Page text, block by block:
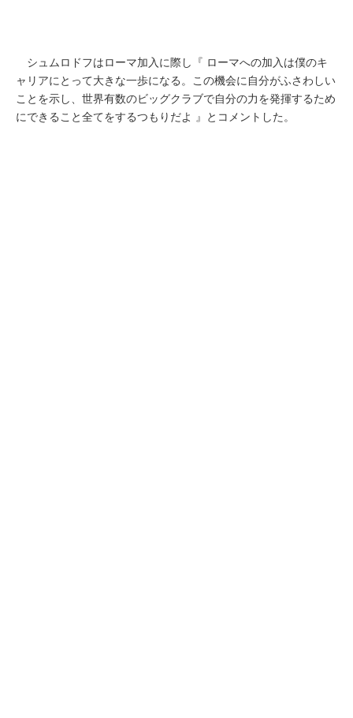
シュムロドフはローマ加入に際し『 ローマへの加入は僕のキ
ャリアにとって大きな一歩になる。この機会に自分がふさわしい
ことを示し、世界有数のビッグクラブで自分の力を発揮するため
にできること全てをするつもりだよ 』とコメントした。